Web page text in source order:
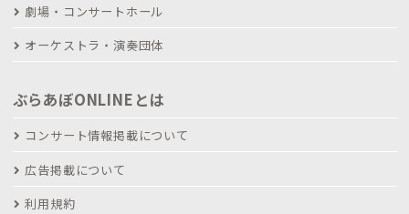
劇場・コンサートホール
オーケストラ・演奏団体
ぶらあぼONLINEとは
コンサート情報掲載について
広告掲載について
利用規約